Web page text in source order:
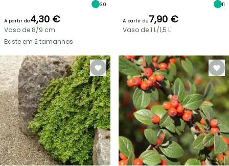
30
A partir de4,30 €
Vaso de 8/9 cm
Existe em 2 tamanhos
11
A partir de7,90 €
Vaso de 1 L/1,5 L